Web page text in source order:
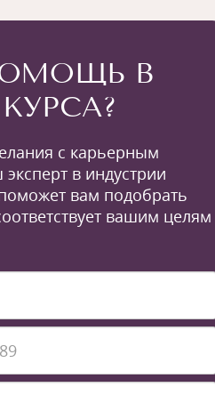
В
с карьерным
в индустрии
вам подобрать
вашим целям